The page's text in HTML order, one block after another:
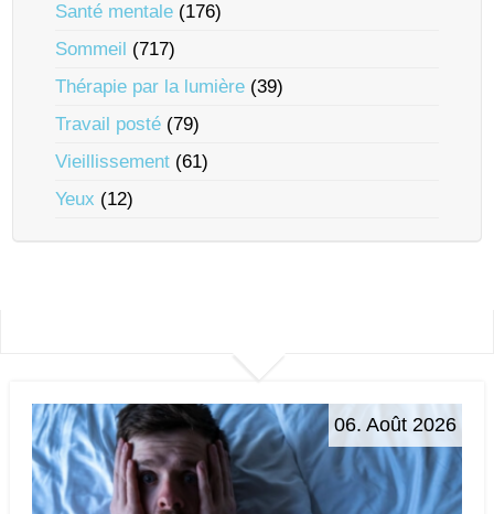
Santé mentale (176)
Sommeil (717)
Thérapie par la lumière (39)
Travail posté (79)
Vieillissement (61)
Yeux (12)
06. Août 2026